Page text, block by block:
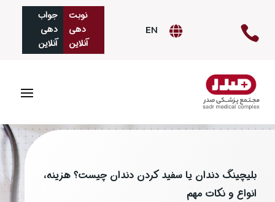


EN
نوبت
دهی
آنلاین
جواب‌
دهی
آنلاین
بلیچینگ دندان یا سفید کردن دندان چیست؟ هزینه،
انواع و نکات مهم